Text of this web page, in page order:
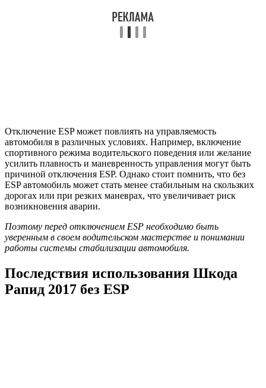
Отключение ESP может повлиять на управляемость
автомобиля в различных условиях. Например, включение
спортивного режима водительского поведения или желание
усилить плавность и маневренность управления могут быть
причиной отключения ESP. Однако стоит помнить, что без
ESP автомобиль может стать менее стабильным на скользких
дорогах или при резких маневрах, что увеличивает риск
возникновения аварии.
Поэтому перед отключением ESP необходимо быть
уверенным в своем водительском мастерстве и понимании
работы системы стабилизации автомобиля.
Последствия использования Шкода
Рапид 2017 без ESP